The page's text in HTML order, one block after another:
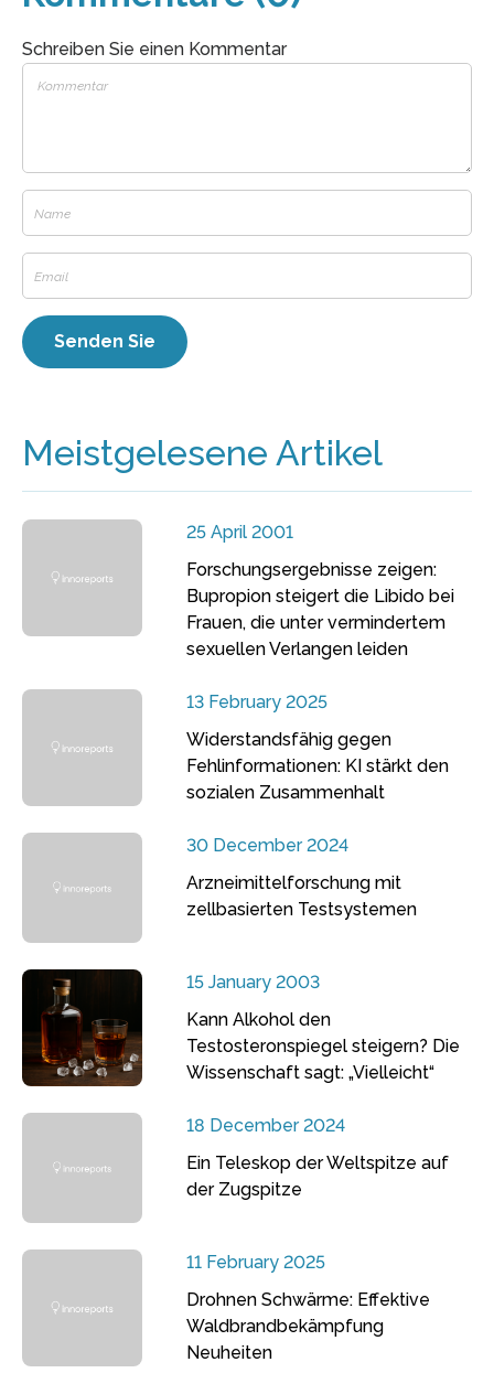
Schreiben Sie einen Kommentar
Meistgelesene Artikel
25 April 2001
Forschungsergebnisse zeigen:
Bupropion steigert die Libido bei
Frauen, die unter vermindertem
sexuellen Verlangen leiden
13 February 2025
Widerstandsfähig gegen
Fehlinformationen: KI stärkt den
sozialen Zusammenhalt
30 December 2024
Arzneimittelforschung mit
zellbasierten Testsystemen
15 January 2003
Kann Alkohol den
Testosteronspiegel steigern? Die
Wissenschaft sagt: „Vielleicht“
18 December 2024
Ein Teleskop der Weltspitze auf
der Zugspitze
11 February 2025
Drohnen Schwärme: Effektive
Waldbrandbekämpfung
Neuheiten